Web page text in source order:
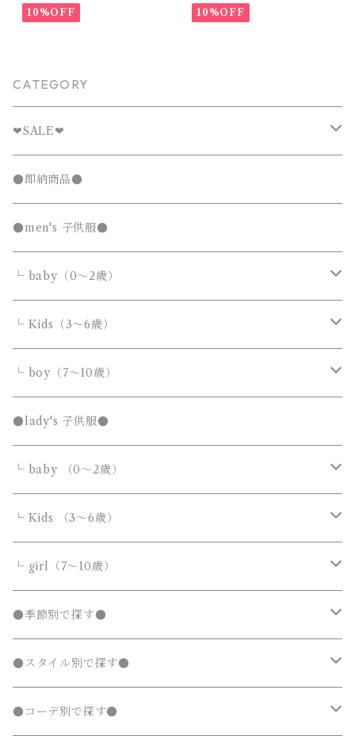
90~102cm
10%OFF
ラル 65~80cm
10%OFF
CATEGORY
❤︎SALE❤︎
キッズTシャツセール
発表会セール
●即納商品●
●men's 子供服●
└ baby（0～2歳）
カバーオール・ロンパース
サロペット・オーバーオール
トップス
Tシャツ・カットソー
シャツ・ブラウス
タンクトップ
ボトムス
デニムパンツ
スウェットパンツ
アウター
ダウンジャケット・コート
ノーカラージャケット
靴・小物
靴
靴下
フォーマルスーツ
水着
ラッシュガード
└ Kids（3～6歳）
トップス
Tシャツ・カットソー
シャツ・ブラウス
タンクトップ
ボトムス
デニムパンツ
スウェットパンツ
アウター
ダウンジャケット・コート
ノーカラージャケット
フォーマルスーツ
靴・小物
靴
靴下
オールインワン
サロペット・オーバーオール
水着
ラッシュガード
└ boy（7～10歳）
トップス
Tシャツ・カットソー
シャツ・ブラウス
ボトムス
デニムパンツ
スウェットパンツ
アウター
ダウンジャケット・コート
ノーカラージャケット
フォーマルスーツ
靴・小物
靴
靴下
オールインワン
サロペット・オーバーオール
水着
●lady's 子供服●
└ baby （0～2歳）
カバーオール・ロンパース
サロペット・オーバーオール
トップス
Tシャツ・カットソー
シャツ・ブラウス
ボトムス
スカート
デニムスカート
アウター
ダウンジャケット・コート
発表会 ドレス
└ Kids （3～6歳）
トップス
Tシャツ・カットソー
シャツ・ブラウス
ワンピース
シャツワンピース
ジャンパースカート
ボトムス
スカート
アウター
└ girl（7～10歳）
トップス
Tシャツ・カットソー
シャツ・ブラウス
ワンピース
シャツワンピース
ボトムス
●季節別で探す●
春
夏
●スタイル別で探す●
ナチュラル 子供服
●コーデ別で探す●